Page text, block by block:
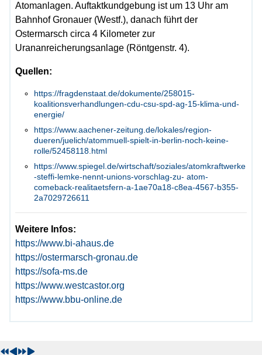
Atomanlagen. Auftaktkundgebung ist um 13 Uhr am
Bahnhof Gronauer (Westf.), danach führt der
Ostermarsch circa 4 Kilometer zur
Urananreicherungsanlage (Röntgenstr. 4).
Quellen:
https://fragdenstaat.de/dokumente/258015-
koalitionsverhandlungen-cdu-csu-spd-ag-15-klima-und-
energie/
https://www.aachener-zeitung.de/lokales/region-
dueren/juelich/atommuell-spielt-in-berlin-noch-keine-
rolle/52458118.html
https://www.spiegel.de/wirtschaft/soziales/atomkraftwerke
-steffi-lemke-nennt-unions-vorschlag-zu- atom-
comeback-realitaetsfern-a-1ae70a18-c8ea-4567-b355-
2a7029726611
Weitere Infos:
https://www.bi-ahaus.de
https://ostermarsch-gronau.de
https://sofa-ms.de
https://www.westcastor.org
https://www.bbu-online.de
o
o ä ä